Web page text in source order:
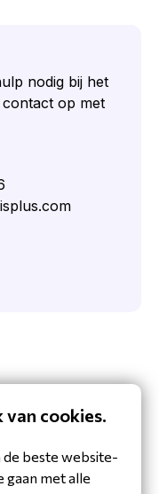
aan
ervoor
racks en
blijft de
Multi
installaties
Adapter
nodig bij het
op met
van cookies.
beste website-
met alle